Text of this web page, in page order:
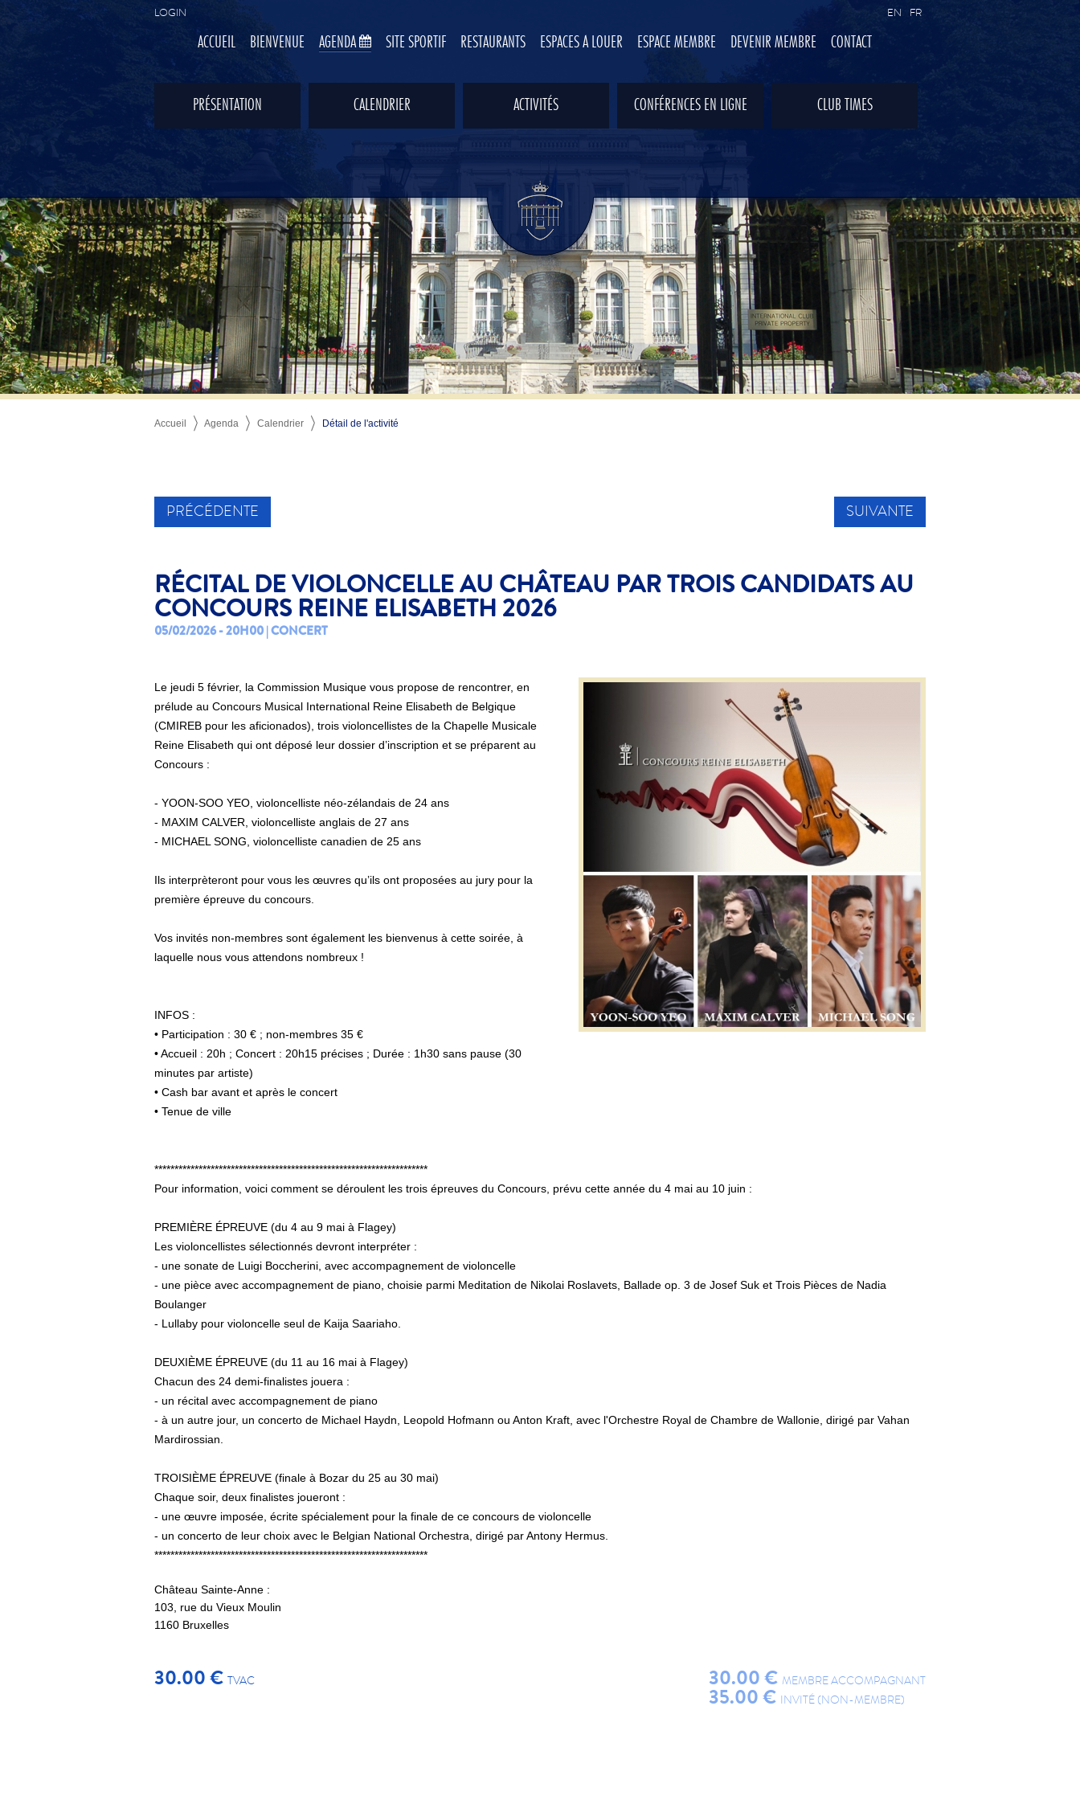
LOGIN EN FR
ACCUEIL BIENVENUE AGENDA SITE SPORTIF RESTAURANTS ESPACES À LOUER ESPACE MEMBRE DEVENIR MEMBRE CONTACT
PRÉSENTATION CALENDRIER ACTIVITÉS CONFÉRENCES EN LIGNE CLUB TIMES
Accueil Agenda Calendrier Détail de l'activité
PRÉCÉDENTE SUIVANTE
RÉCITAL DE VIOLONCELLE AU CHÂTEAU PAR TROIS CANDIDATS AU
CONCOURS REINE ELISABETH 2026
05/02/2026 - 20H00 | CONCERT
Le jeudi 5 février, la Commission Musique vous propose de rencontrer, en
prélude au Concours Musical International Reine Elisabeth de Belgique
(CMIREB pour les aficionados), trois violoncellistes de la Chapelle Musicale
Reine Elisabeth qui ont déposé leur dossier d’inscription et se préparent au
Concours :
- YOON-SOO YEO, violoncelliste néo-zélandais de 24 ans
- MAXIM CALVER, violoncelliste anglais de 27 ans
- MICHAEL SONG, violoncelliste canadien de 25 ans
Ils interprèteront pour vous les œuvres qu’ils ont proposées au jury pour la
première épreuve du concours.
Vos invités non-membres sont également les bienvenus à cette soirée, à
laquelle nous vous attendons nombreux !
INFOS :
• Participation : 30 € ; non-membres 35 €
• Accueil : 20h ; Concert : 20h15 précises ; Durée : 1h30 sans pause (30
minutes par artiste)
• Cash bar avant et après le concert
• Tenue de ville
********************************************************************
Pour information, voici comment se déroulent les trois épreuves du Concours, prévu cette année du 4 mai au 10 juin :
PREMIÈRE ÉPREUVE (du 4 au 9 mai à Flagey)
Les violoncellistes sélectionnés devront interpréter :
- une sonate de Luigi Boccherini, avec accompagnement de violoncelle
- une pièce avec accompagnement de piano, choisie parmi Meditation de Nikolai Roslavets, Ballade op. 3 de Josef Suk et Trois Pièces de Nadia
Boulanger
- Lullaby pour violoncelle seul de Kaija Saariaho.
DEUXIÈME ÉPREUVE (du 11 au 16 mai à Flagey)
Chacun des 24 demi-finalistes jouera :
- un récital avec accompagnement de piano
- à un autre jour, un concerto de Michael Haydn, Leopold Hofmann ou Anton Kraft, avec l'Orchestre Royal de Chambre de Wallonie, dirigé par Vahan
Mardirossian.
TROISIÈME ÉPREUVE (finale à Bozar du 25 au 30 mai)
Chaque soir, deux finalistes joueront :
- une œuvre imposée, écrite spécialement pour la finale de ce concours de violoncelle
- un concerto de leur choix avec le Belgian National Orchestra, dirigé par Antony Hermus.
********************************************************************
Château Sainte-Anne :
103, rue du Vieux Moulin
1160 Bruxelles
30.00 € TVAC 30.00 € MEMBRE ACCOMPAGNANT
35.00 € INVITÉ (NON-MEMBRE)